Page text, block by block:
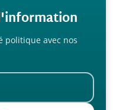
politique avec nos